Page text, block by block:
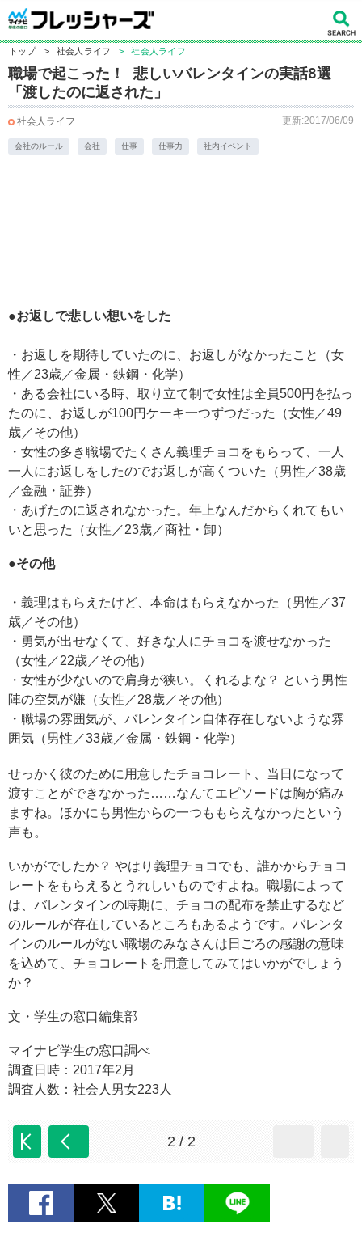
トップ > 社会人ライフ > 社会人ライフ
職場で起こった！ 悲しいバレンタインの実話8選
「渡したのに返された」
社会人ライフ 更新:2017/06/09
会社のルール 会社 仕事 仕事力 社内イベント
●お返しで悲しい想いをした
・お返しを期待していたのに、お返しがなかったこと（女
性／23歳／金属・鉄鋼・化学）
・ある会社にいる時、取り立て制で女性は全員500円を払っ
たのに、お返しが100円ケーキ一つずつだった（女性／49
歳／その他）
・女性の多き職場でたくさん義理チョコをもらって、一人
一人にお返しをしたのでお返しが高くついた（男性／38歳
／金融・証券）
・あげたのに返されなかった。年上なんだからくれてもい
いと思った（女性／23歳／商社・卸）
●その他
・義理はもらえたけど、本命はもらえなかった（男性／37
歳／その他）
・勇気が出せなくて、好きな人にチョコを渡せなかった
（女性／22歳／その他）
・女性が少ないので肩身が狭い。くれるよな？ という男性
陣の空気が嫌（女性／28歳／その他）
・職場の雰囲気が、バレンタイン自体存在しないような雰
囲気（男性／33歳／金属・鉄鋼・化学）
せっかく彼のために用意したチョコレート、当日になって
渡すことができなかった……なんてエピソードは胸が痛み
ますね。ほかにも男性からの一つももらえなかったという
声も。
いかがでしたか？ やはり義理チョコでも、誰かからチョコ
レートをもらえるとうれしいものですよね。職場によって
は、バレンタインの時期に、チョコの配布を禁止するなど
のルールが存在しているところもあるようです。バレンタ
インのルールがない職場のみなさんは日ごろの感謝の意味
を込めて、チョコレートを用意してみてはいかがでしょう
か？
文・学生の窓口編集部
マイナビ学生の窓口調べ
調査日時：2017年2月
調査人数：社会人男女223人
2 / 2